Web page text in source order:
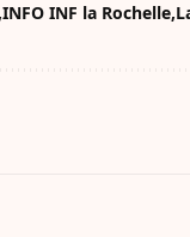
INFO INF la Rochelle